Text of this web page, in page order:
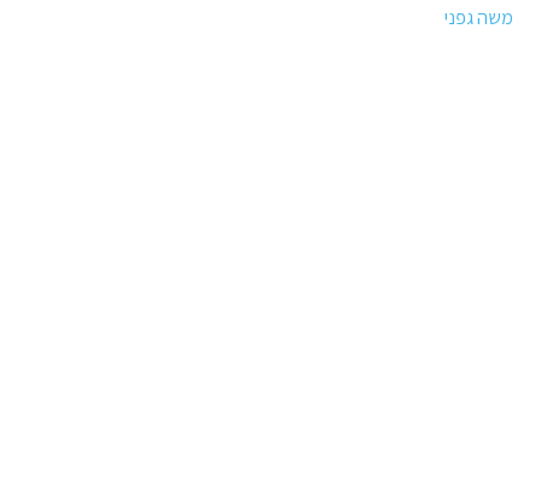
משה גפני